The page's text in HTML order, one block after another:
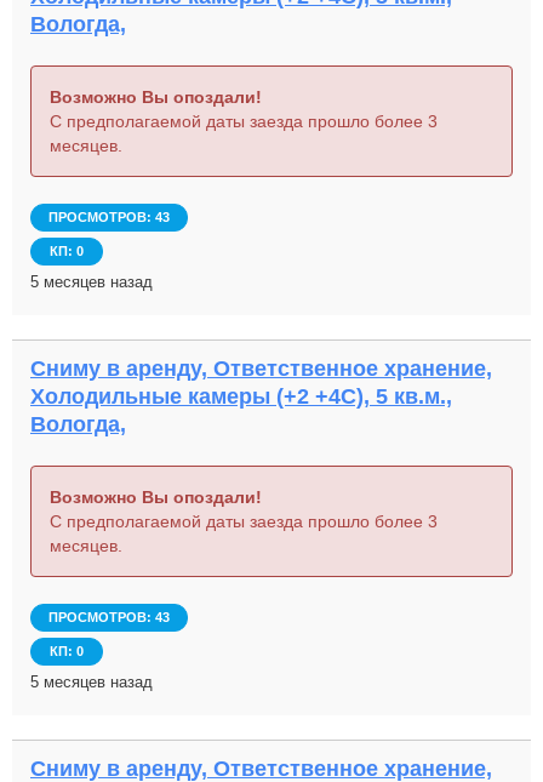
Вологда,
Возможно Вы опоздали!
С предполагаемой даты заезда прошло более 3
месяцев.
ПРОСМОТРОВ: 43
КП: 0
5 месяцев назад
Сниму в аренду, Ответственное хранение,
Холодильные камеры (+2 +4С), 5 кв.м.,
Вологда,
Возможно Вы опоздали!
С предполагаемой даты заезда прошло более 3
месяцев.
ПРОСМОТРОВ: 43
КП: 0
5 месяцев назад
Сниму в аренду, Ответственное хранение,